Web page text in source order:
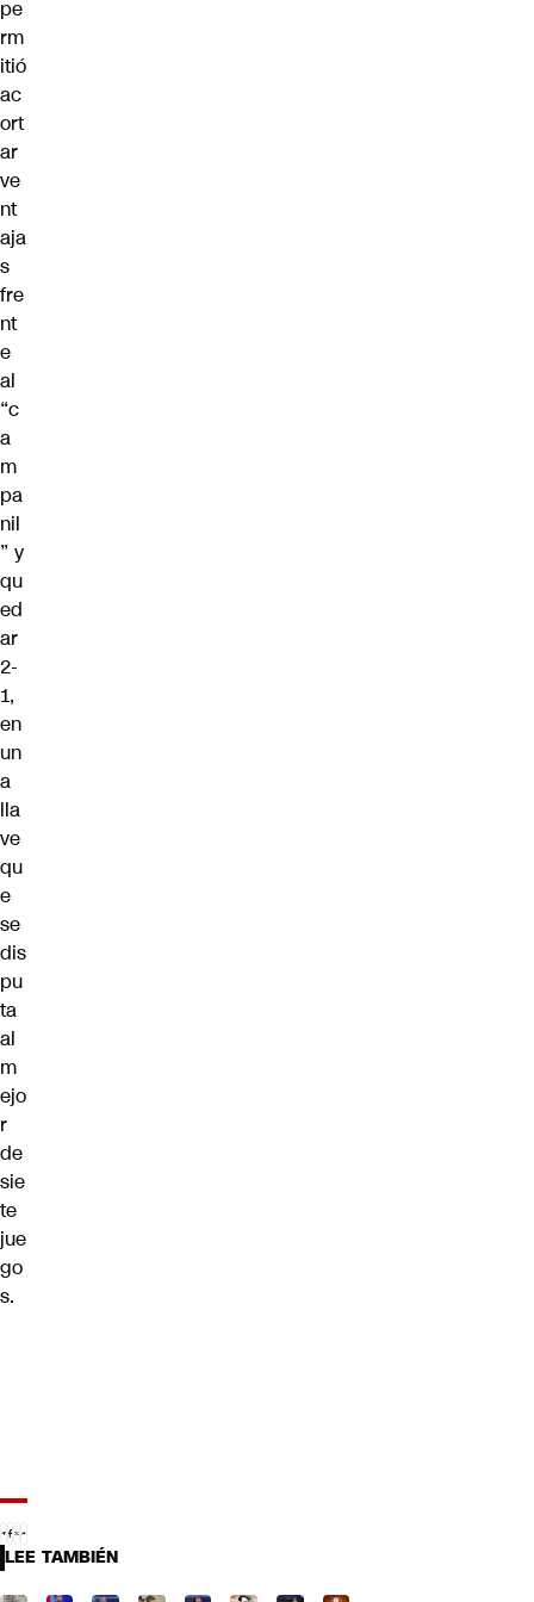
pe
rm
itió
ac
ort
ar
ve
nt
aja
s
fre
nt
e
al
“c
a
m
pa
nil
” y
qu
ed
ar
2-
1,
en
un
a
lla
ve
qu
e
se
dis
pu
ta
al
m
ejo
r
de
sie
te
jue
go
s.
LEE TAMBIÉN